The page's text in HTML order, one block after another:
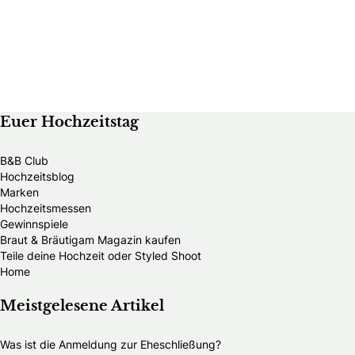
Euer Hochzeitstag
B&B Club
Hochzeitsblog
Marken
Hochzeitsmessen
Gewinnspiele
Braut & Bräutigam Magazin kaufen
Teile deine Hochzeit oder Styled Shoot
Home
Meistgelesene Artikel
Was ist die Anmeldung zur Eheschließung?